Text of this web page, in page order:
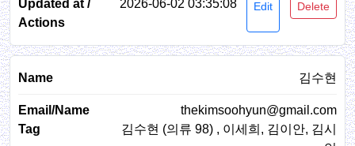
2026-06-02 03:35:08 Edit Delete
김수현
thekimsoohyun@gmail.com
김수현 (의류 98) , 이세희, 김이안, 김시